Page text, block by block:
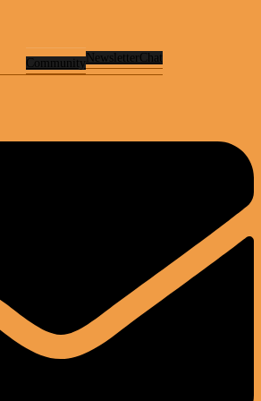
Community Newsletter Chat